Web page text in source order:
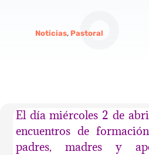
Noticias, Pastoral
El día miércoles 2 de
encuentros de
padres, madres y